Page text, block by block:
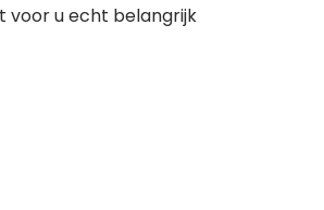
voor u echt belangrijk